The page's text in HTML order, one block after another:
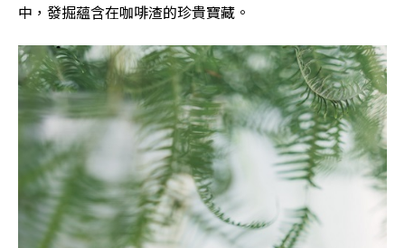
中，發掘蘊含在咖啡渣的珍貴寶藏。